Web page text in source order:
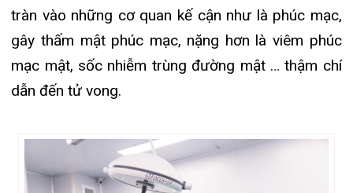
Bác sỹ Khoa Ngoại tiêu hóa – tiết niệu thực
Vừa qua trong tháng 7, Khoa Ngoại Tiêu hóa –
Tiết niệu đã phẫu thuật và điều trị thành công liên